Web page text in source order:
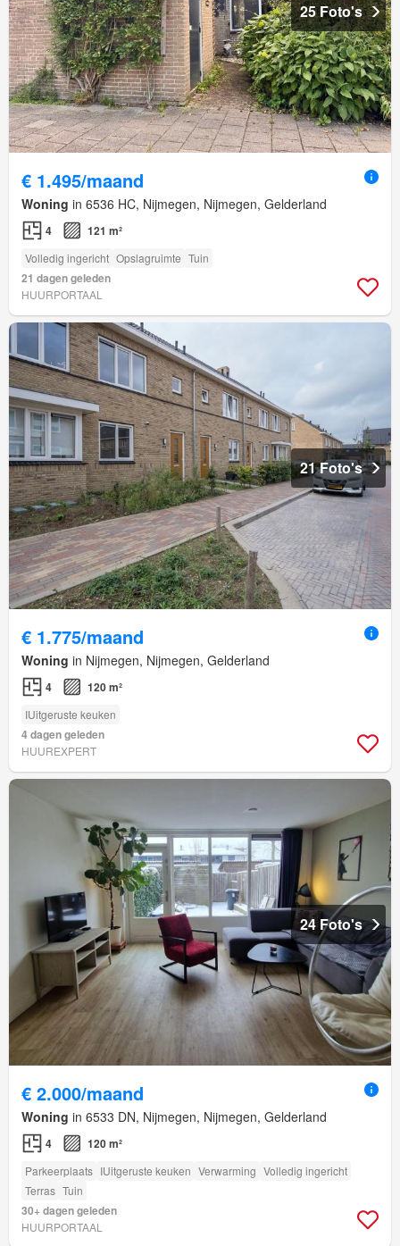
25 Foto's
€ 1.495/maand
Woning in 6536 HC, Nijmegen, Nijmegen, Gelderland
4 121 m²
Volledig ingericht Opslagruimte Tuin
21 dagen geleden
HUURPORTAAL
21 Foto's
€ 1.775/maand
Woning in Nijmegen, Nijmegen, Gelderland
4 120 m²
IUitgeruste keuken
4 dagen geleden
HUUREXPERT
24 Foto's
€ 2.000/maand
Woning in 6533 DN, Nijmegen, Nijmegen, Gelderland
4 120 m²
Parkeerplaats IUitgeruste keuken Verwarming Volledig ingericht
Terras Tuin
30+ dagen geleden
HUURPORTAAL